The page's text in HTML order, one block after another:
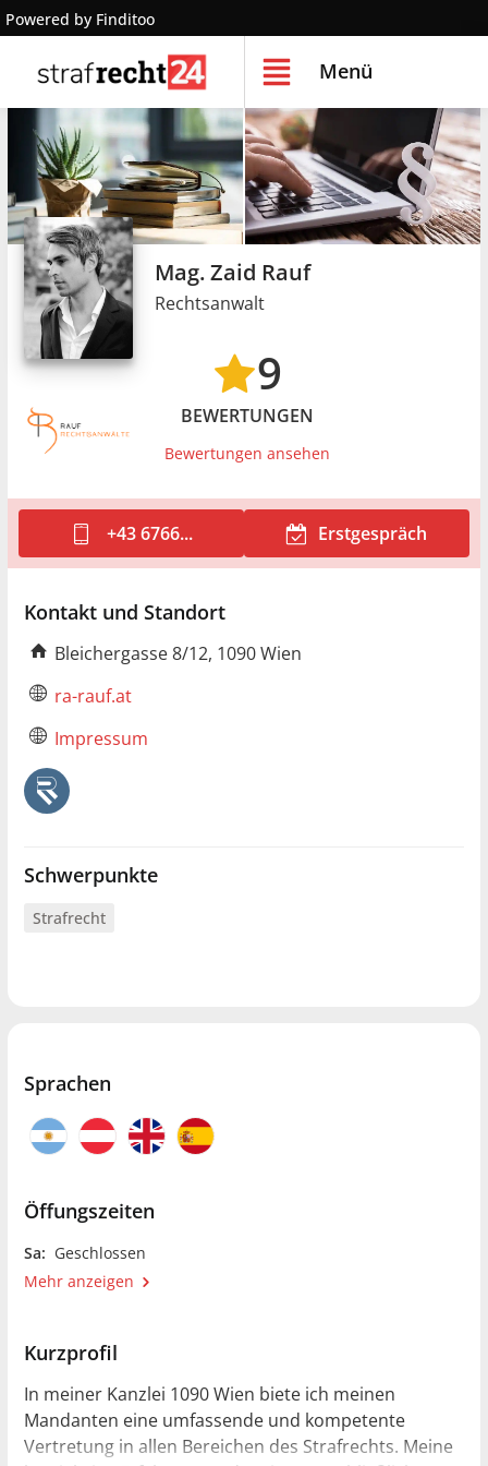
Powered by Finditoo
Menü
Mag. Zaid Rauf
Rechtsanwalt
9
BEWERTUNGEN
Bewertungen ansehen
+43 6766... Erstgespräch
Kontakt und Standort
Bleichergasse 8/12, 1090 Wien
ra-rauf.at
Impressum
Schwerpunkte
Strafrecht
Sprachen
Öffungszeiten
Sa: Geschlossen
Mehr anzeigen
Kurzprofil
In meiner Kanzlei 1090 Wien biete ich meinen
Mandanten eine umfassende und kompetente
Vertretung in allen Bereichen des Strafrechts. Meine